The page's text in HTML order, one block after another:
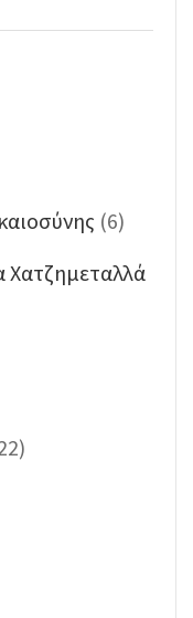
(6)
Χατζημεταλλά